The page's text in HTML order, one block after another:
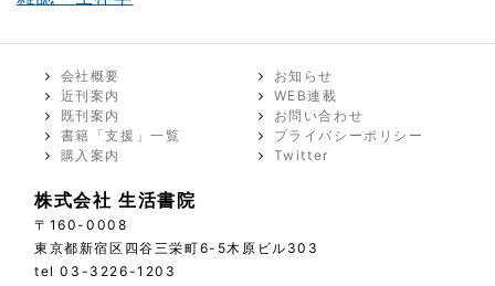
会社概要
お知らせ
近刊案内
WEB連載
既刊案内
お問い合わせ
書籍「支援」一覧
プライバシーポリシー
購入案内
Twitter
株式会社 生活書院
〒160-0008
東京都新宿区四谷三栄町6-5木原ビル303
tel 03-3226-1203